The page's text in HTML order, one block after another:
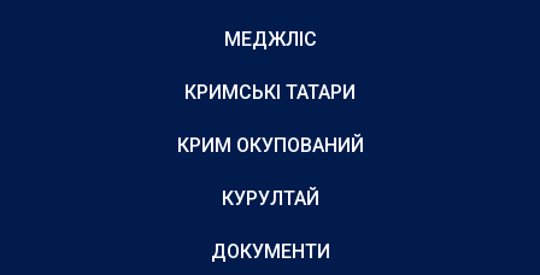
МЕДЖЛІС
КРИМСЬКІ ТАТАРИ
КРИМ ОКУПОВАНИЙ
КУРУЛТАЙ
ДОКУМЕНТИ